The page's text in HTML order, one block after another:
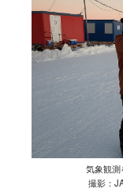
気象観
撮影：